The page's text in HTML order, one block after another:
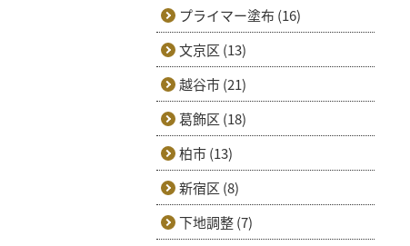
プライマー塗布 (16)
文京区 (13)
越谷市 (21)
葛飾区 (18)
柏市 (13)
新宿区 (8)
下地調整 (7)